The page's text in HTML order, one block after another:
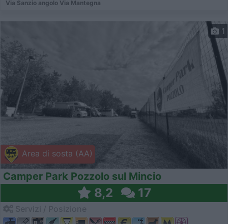
Via Sanzio angolo Via Mantegna
Area di sosta (AA)
1
Camper Park Pozzolo sul Mincio
8,2 17